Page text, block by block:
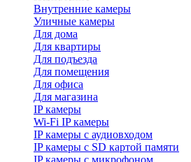
Внутренние камеры
Уличные камеры
Для дома
Для квартиры
Для подъезда
Для помещения
Для офиса
Для магазина
IP камеры
Wi-Fi IP камеры
IP камеры с аудиовходом
IP камеры с SD картой памяти
IP камеры с микрофоном